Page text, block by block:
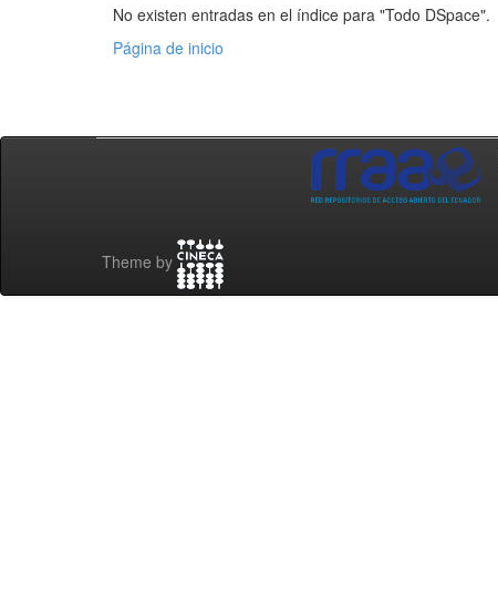
No existen entradas en el índice para "Todo DSpace".
Página de inicio
Theme by